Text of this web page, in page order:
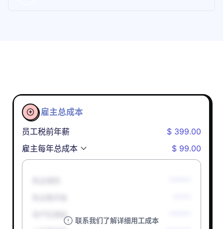

雇主总成本
员工税前年薪
$ 399.00
雇主每年总成本
$ 99.00
联系我们了解详细用工成本
孕产妇津贴